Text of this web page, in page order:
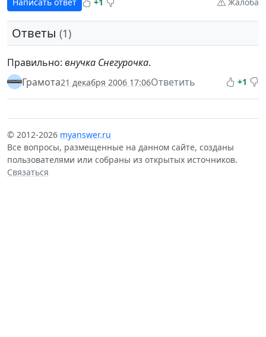
Ответы (1)
Правильно: внучка Снегурочка.
Грамота21 декабря 2006 17:06Ответить +1
© 2012-2026 myanswer.ru
Все вопросы, размещенные на данном сайте, созданы
пользователями или собраны из открытых источников.
Связаться